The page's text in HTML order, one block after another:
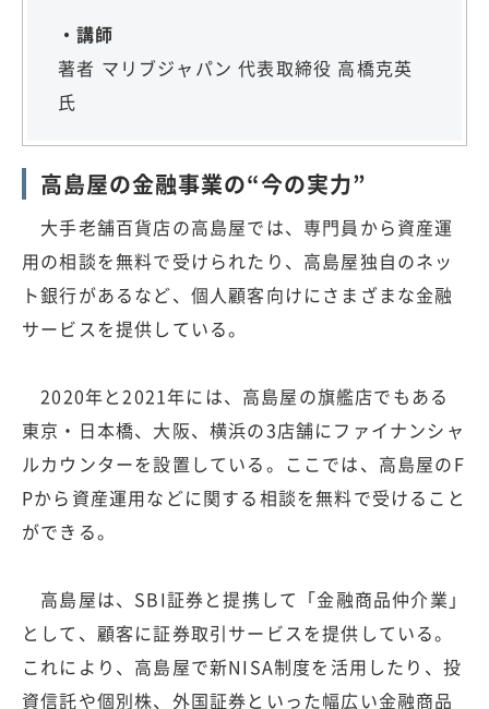
・講師
著者 マリブジャパン 代表取締役 高橋克英
氏
高島屋の金融事業の“今の実力”
大手老舗百貨店の高島屋では、専門員から資産運
用の相談を無料で受けられたり、高島屋独自のネッ
ト銀行があるなど、個人顧客向けにさまざまな金融
サービスを提供している。
2020年と2021年には、高島屋の旗艦店でもある
東京・日本橋、大阪、横浜の3店舗にファイナンシャ
ルカウンターを設置している。ここでは、高島屋のF
Pから資産運用などに関する相談を無料で受けること
ができる。
高島屋は、SBI証券と提携して「金融商品仲介業」
として、顧客に証券取引サービスを提供している。
これにより、高島屋で新NISA制度を活用したり、投
資信託や個別株、外国証券といった幅広い金融商品